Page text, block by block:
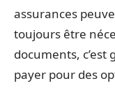
assurances
toujours être
documents,
payer pour des